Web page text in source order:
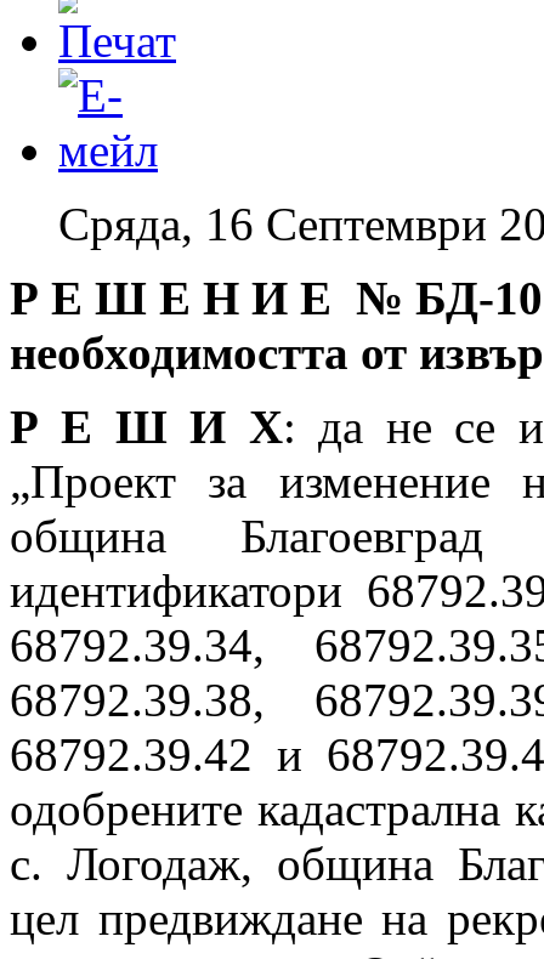
Сряда, 16 Септември
Р Е Ш Е Н И Е № БД-
необходимостта от
Р Е Ш И Х: да не се
„Проект за
община
идентификатори
68792.39.34,
68792.39.38,
68792.39.42 и
одобрените кадастрална
с. Логодаж, община
цел предвиждане на